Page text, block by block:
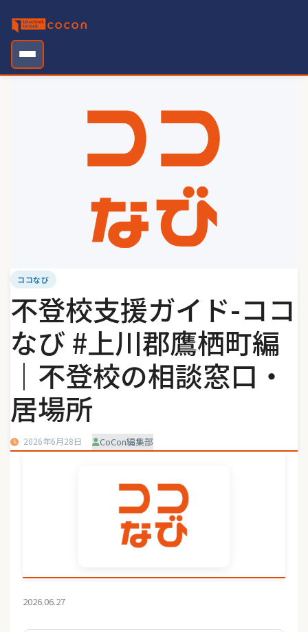
content
ココなび
不登校支援ガイド-ココ
なび #上川郡鷹栖町編
｜不登校の相談窓口・
居場所
2026年6月28日 CoCon編集部
2026.06.27